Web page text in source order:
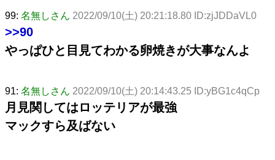
99: 名無しさん 2022/09/10(土) 20:21:18.80 ID:zjJDDaVL0
>>90
やっぱひと目見てわかる卵焼きが大事なんよ
91: 名無しさん 2022/09/10(土) 20:14:43.25 ID:yBG1c4qCp
月見関してはロッテリアが最強
マックすら及ばない